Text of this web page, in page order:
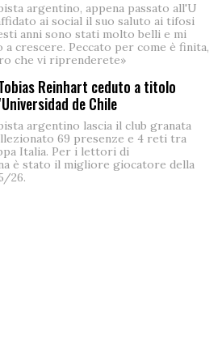
argentino, appena passato all'U
ai social il suo saluto ai tifosi
anni sono stati molto belli e mi
a crescere. Peccato per come è finita,
che vi riprenderete»
Reinhart ceduto a titolo
de Chile
argentino lascia il club granata
69 presenze e 4 reti tra
Italia. Per i lettori di
è stato il migliore giocatore della
26.